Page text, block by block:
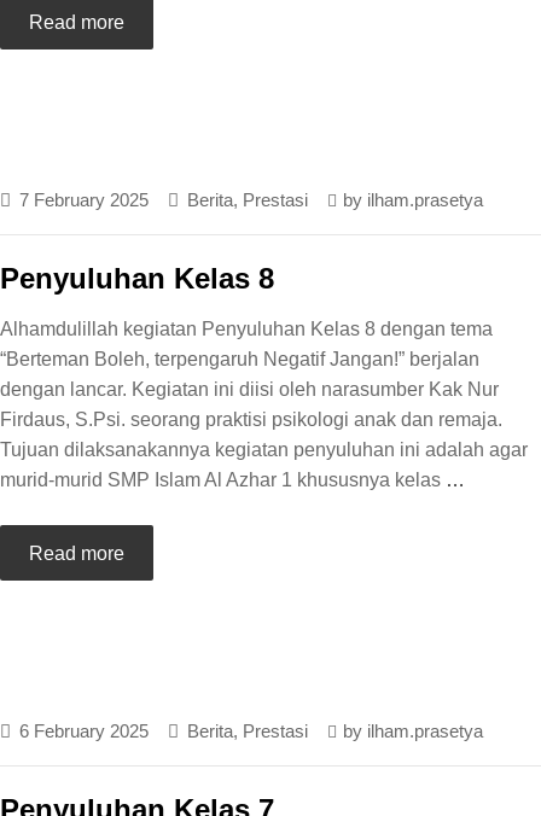
Read more
7 February 2025 Berita, Prestasi by ilham.prasetya
Penyuluhan Kelas 8
Alhamdulillah kegiatan Penyuluhan Kelas 8 dengan tema
“Berteman Boleh, terpengaruh Negatif Jangan!” berjalan
dengan lancar. Kegiatan ini diisi oleh narasumber Kak Nur
Firdaus, S.Psi. seorang praktisi psikologi anak dan remaja.
Tujuan dilaksanakannya kegiatan penyuluhan ini adalah agar
murid-murid SMP Islam Al Azhar 1 khususnya kelas …
Read more
6 February 2025 Berita, Prestasi by ilham.prasetya
Penyuluhan Kelas 7